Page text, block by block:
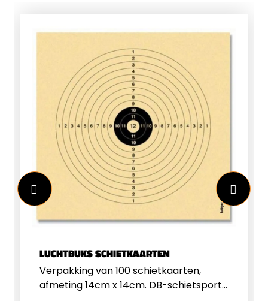
LUCHTBUKS SCHIETKAARTEN
Verpakking van 100 schietkaarten,
afmeting 14cm x 14cm. DB-schietsport